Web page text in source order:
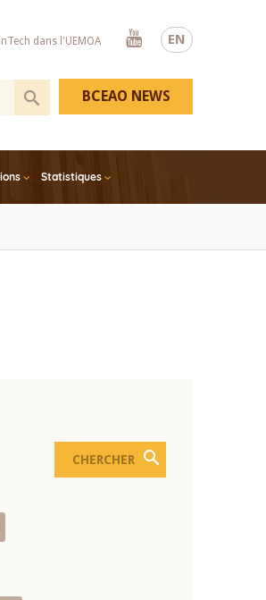
EN
dans l'UEMOA
Youtube
Statistiques
BCEAO NEWS